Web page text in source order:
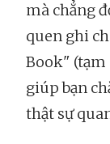
mà chẳng
quen ghi
Book" (tạm
giúp bạn
thật sự